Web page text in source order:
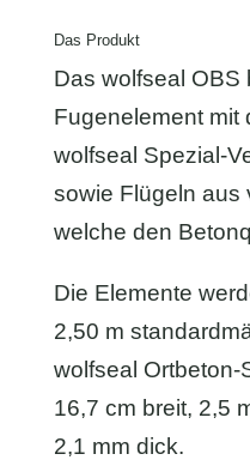
Das Produkt
Das wolfseal OBS
Fugenelement mit
wolfseal Spezial-
sowie Flügeln aus
welche den
Die Elemente
2,50 m
wolfseal Ortbeton-
16,7 cm breit, 2,5
2,1 mm dick.